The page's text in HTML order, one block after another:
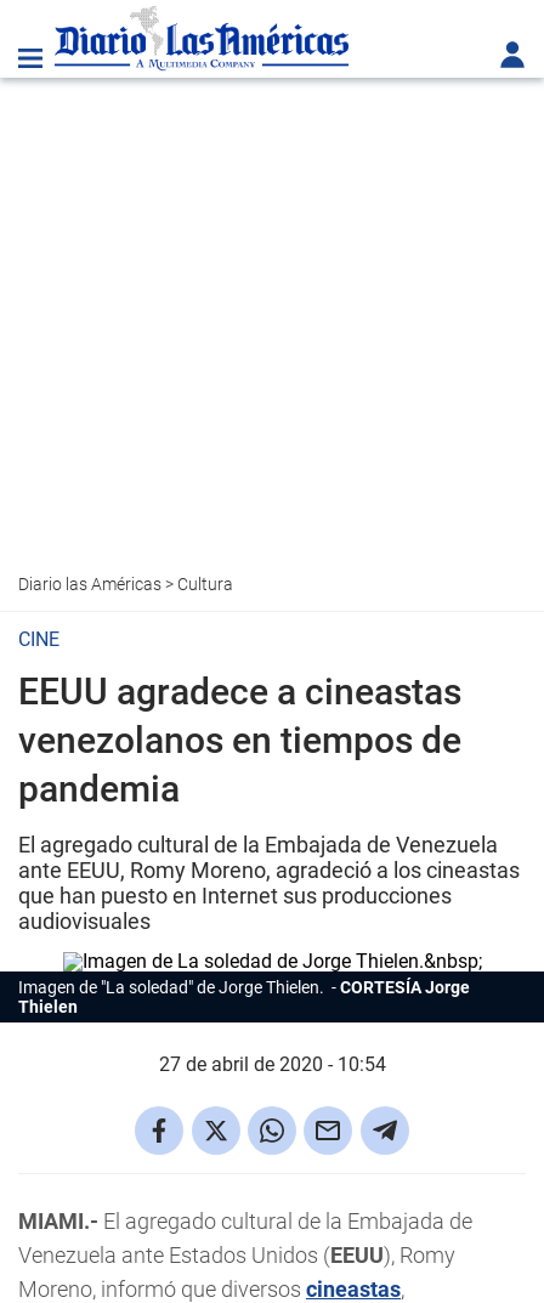
Diario las Américas> Cultura
CINE
EEUU agradece a cineastas
venezolanos en tiempos de
pandemia
El agregado cultural de la Embajada de Venezuela
ante EEUU, Romy Moreno, agradeció a los cineastas
que han puesto en Internet sus producciones
audiovisuales
Imagen de "La soledad" de Jorge Thielen.
CORTESÍA Jorge
Thielen
27 de abril de 2020 - 10:54
MIAMI.- El agregado cultural de la Embajada de
Venezuela ante Estados Unidos (EEUU), Romy
Moreno, informó que diversos cineastas,